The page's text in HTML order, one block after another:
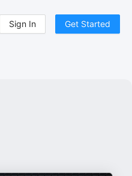
Sign In Get Started